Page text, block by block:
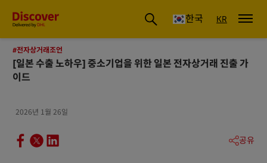
글로벌 배송 및 물류 인사이트 | DHL Discover 한국
한국 KR
#전자상거래조언
[일본 수출 노하우] 중소기업을 위한 일본 전자상거래 진출 가
이드
2026년 1월 26일
공유